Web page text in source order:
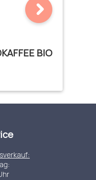
BIO
4.88 von 5 Sternen